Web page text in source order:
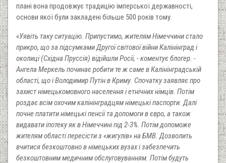
плані вона продовжує традицію імперської державності,
основи якої були закладені більше 500 років тому.
«Уявіть таку ситуацію. Припустимо, жителям Німеччини стало
прикро, що за підсумками Другої світової війни Калінінград і
околиці (Східна Пруссія) відійшли Росії, - коментує блогер. -
Ангела Меркель починає робити те ж саме в Калінінградській
області, що і Володимир Путін в Криму. Спочатку заявляє про
захист німецькомовного населення і етнічних німців. Потім
роздає всім охочим калінінградцям німецькі паспорти. Далі
почне платити німецькі пенсії та допомоги в євро, а також
видавати іпотеку як в Німеччині під 2-3%. Потім допоможе
жителям області пересісти з «жигулів» на БМВ. Дозволить
вчитися безкоштовно в німецьких вузах і забезпечить
безкоштовним медичним обслуговуванням. Потім будуть